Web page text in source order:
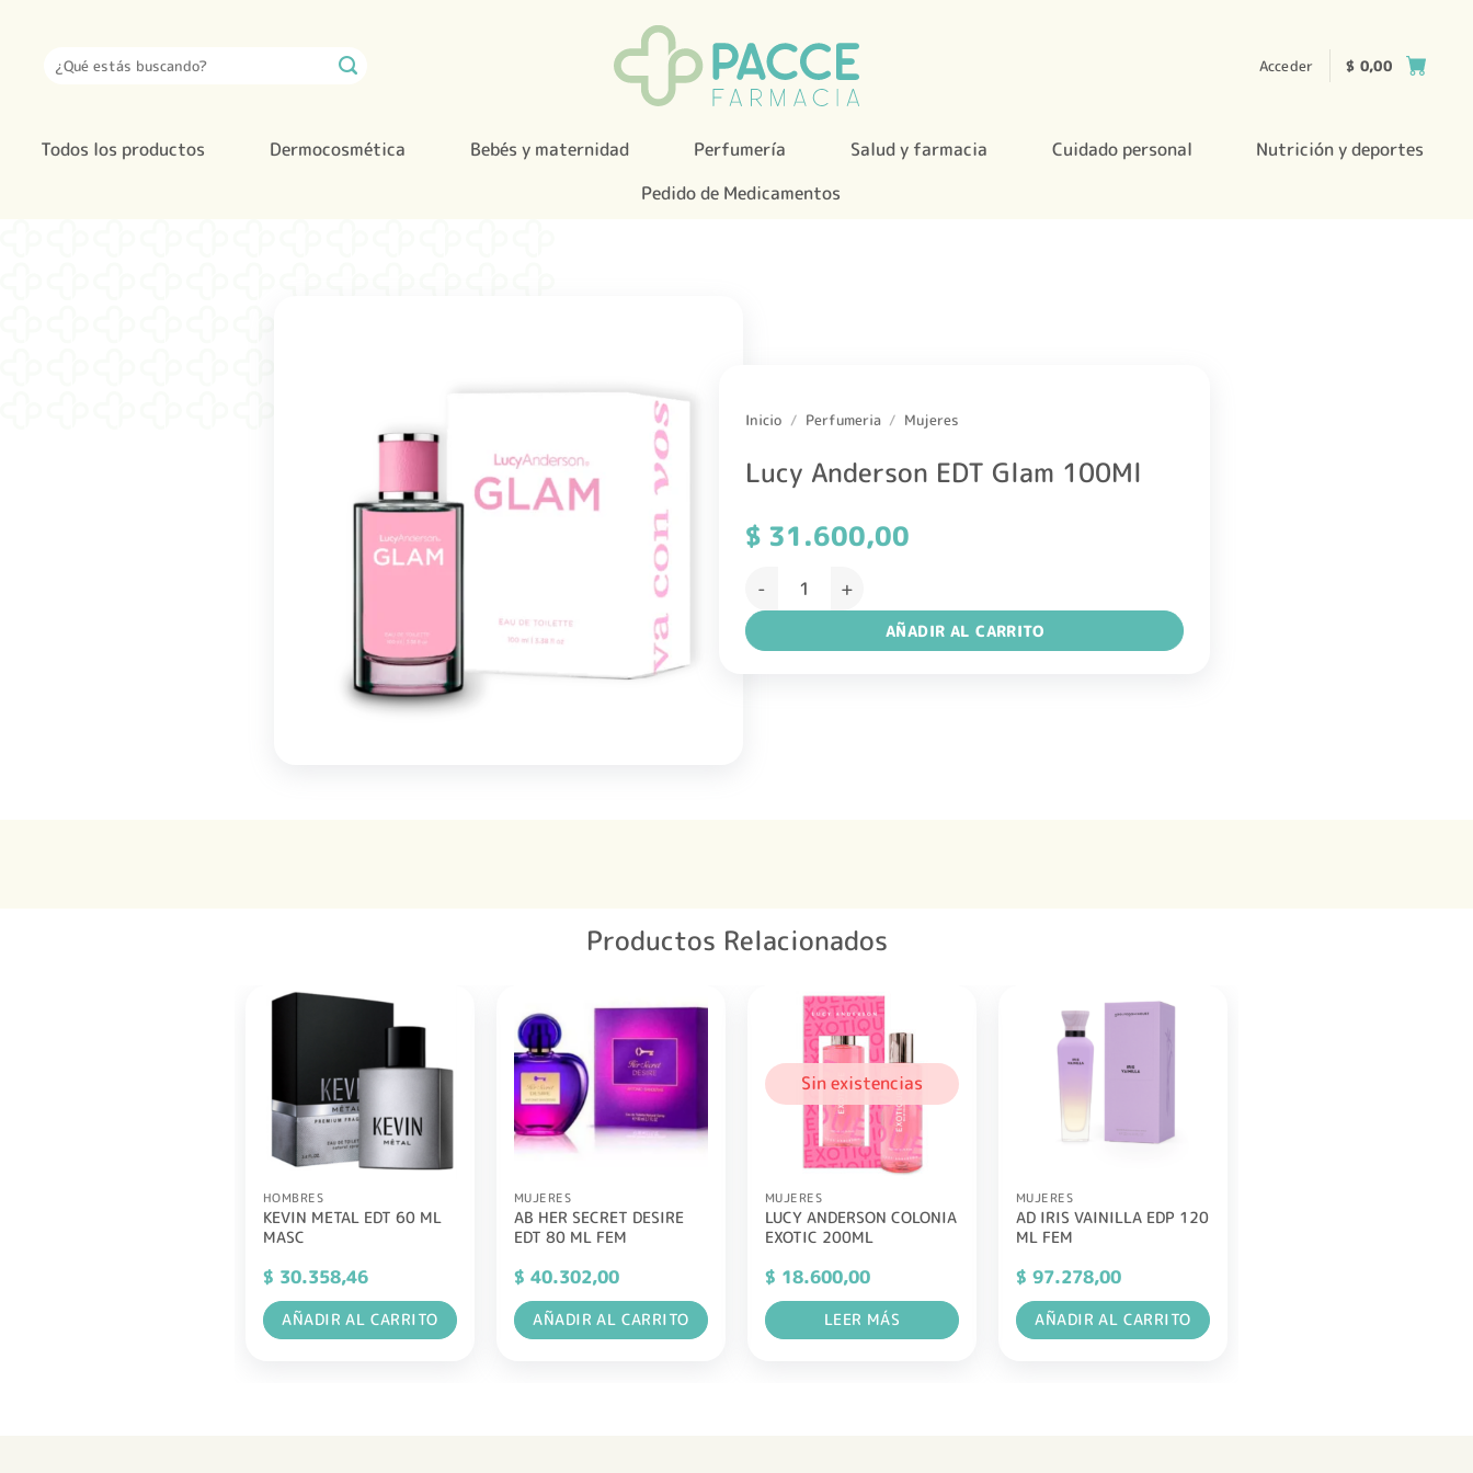
contenido
Buscar
por:
Acceder $ 0,00
Todos los productos Dermocosmética Bebés y maternidad Perfumería Salud y farmacia Cuidado personal
Nutrición y deportes
Pedido de Medicamentos
Inicio / Perfumeria / Mujeres
Lucy Anderson EDT Glam 100Ml
$ 31.600,00
Lucy Anderson EDT Glam 100Ml cantidad
AÑADIR AL CARRITO
Productos Relacionados
HOMBRES
KEVIN METAL EDT 60 ML
MASC
$ 30.358,46
AÑADIR AL CARRITO
MUJERES
AB HER SECRET DESIRE
EDT 80 ML FEM
$ 40.302,00
AÑADIR AL CARRITO
Sin existencias
MUJERES
LUCY ANDERSON COLONIA
EXOTIC 200ML
$ 18.600,00
LEER MÁS
MUJERES
AD IRIS VAINILLA EDP 120
ML FEM
$ 97.278,00
AÑADIR AL CARRITO